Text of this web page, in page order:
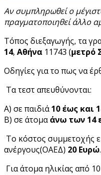
Αν συμπληρωθεί ο
πραγματοποιηθεί άλλο
Τόπος διεξαγωγής, τα
14, Αθήνα 11743 (μετρό
Οδηγίες για το πως να
Τα τεστ απευθύνονται:
Α) σε παιδιά10 έως και
Β) σε άτομαάνω των 14
Το κόστος συμμετοχής
ανέργους(ΟΑΕΔ) 20 Ευρώ.
Για άτομα ηλικίας από